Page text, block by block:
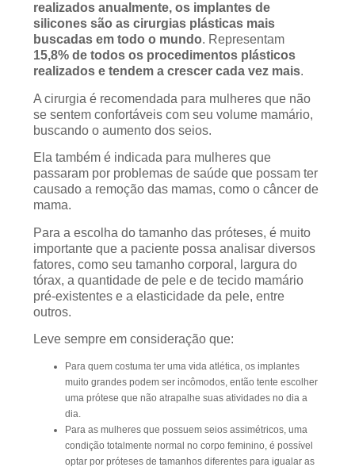
realizados anualmente, os implantes de
silicones são as cirurgias plásticas mais
buscadas em todo o mundo. Representam
15,8% de todos os procedimentos plásticos
realizados e tendem a crescer cada vez mais.
A cirurgia é recomendada para mulheres que não
se sentem confortáveis com seu volume mamário,
buscando o aumento dos seios.
Ela também é indicada para mulheres que
passaram por problemas de saúde que possam ter
causado a remoção das mamas, como o câncer de
mama.
Para a escolha do tamanho das próteses, é muito
importante que a paciente possa analisar diversos
fatores, como seu tamanho corporal, largura do
tórax, a quantidade de pele e de tecido mamário
pré-existentes e a elasticidade da pele, entre
outros.
Leve sempre em consideração que:
Para quem costuma ter uma vida atlética, os implantes
muito grandes podem ser incômodos, então tente escolher
uma prótese que não atrapalhe suas atividades no dia a
dia.
Para as mulheres que possuem seios assimétricos, uma
condição totalmente normal no corpo feminino, é possível
optar por próteses de tamanhos diferentes para igualar as